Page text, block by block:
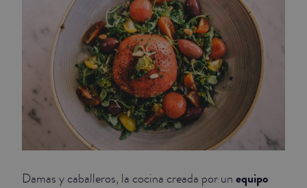
Damas y caballeros, la cocina creada por un equipo